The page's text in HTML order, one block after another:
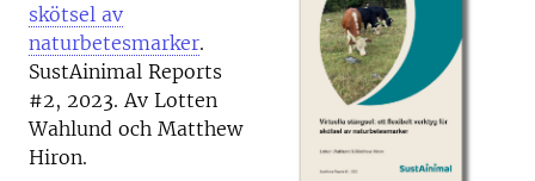
skötsel av
naturbetesmarker.
SustAinimal Reports
#2, 2023. Av Lotten
Wahlund och Matthew
Hiron.